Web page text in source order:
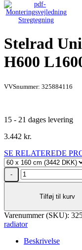
Stregtegning
Stelrad
H600
VVSnummer: 325884116
15 - 21 dages levering
3.442 kr.
SE RELATEREDE
Stelrad
Unite
H600
L1600,
Tilføj til kurv
Varenummer (SKU):
radiator
Beskrivelse